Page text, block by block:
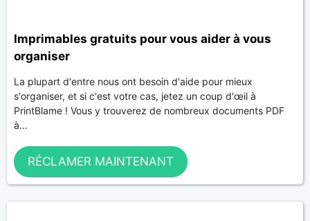
Imprimables gratuits pour vous aider à vous
organiser
La plupart d'entre nous ont besoin d'aide pour mieux
s'organiser, et si c'est votre cas, jetez un coup d'œil à
PrintBlame ! Vous y trouverez de nombreux documents PDF
à...
RÉCLAMER MAINTENANT